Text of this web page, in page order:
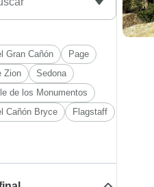
Gran Cañón
Page
Zion
Sedona
de los Monumentos
Cañón Bryce
Flagstaff